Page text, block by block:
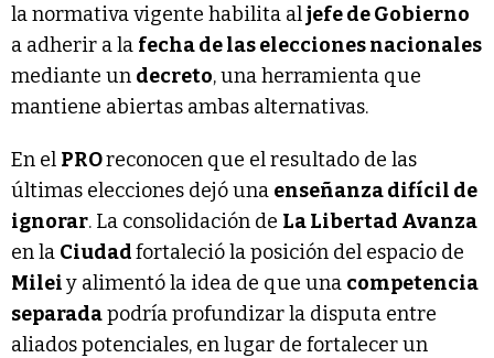
la normativa vigente habilita aljefe de Gobierno
a adherir a la fecha de las elecciones nacionales
mediante un decreto, una herramienta que
mantiene abiertas ambas alternativas.
En el PROreconocen que el resultado de las
últimas elecciones dejó una enseñanza difícil de
ignorar. La consolidación de La Libertad Avanza
en la Ciudadfortaleció la posición del espacio de
Mileiy alimentó la idea de que una competencia
separadapodría profundizar la disputa entre
aliados potenciales, en lugar de fortalecer un